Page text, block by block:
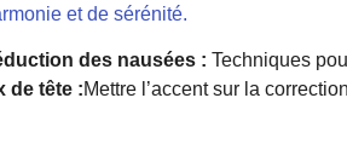
et de sérénité.
des nausées : Techniques
de tête :Mettre l’accent sur la